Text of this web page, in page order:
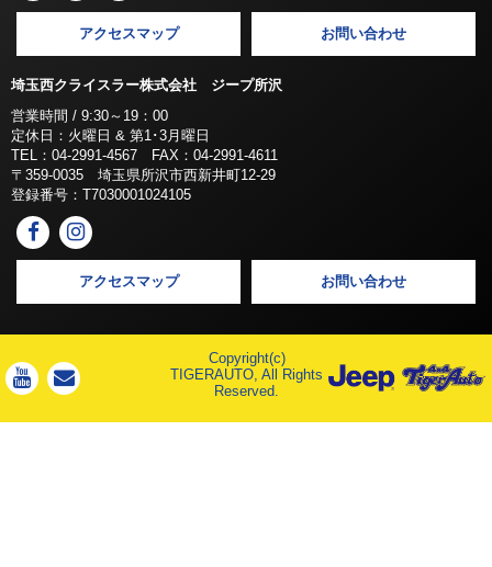
アクセスマップ お問い合わせ
埼玉西クライスラー株式会社 ジープ所沢
営業時間 / 9:30～19：00
定休日：火曜日 & 第1･3月曜日
TEL：04-2991-4567 FAX：04-2991-4611
〒359-0035 埼玉県所沢市西新井町12-29
登録番号：T7030001024105
アクセスマップ お問い合わせ
Copyright(c)
TIGERAUTO, All Rights
Reserved.